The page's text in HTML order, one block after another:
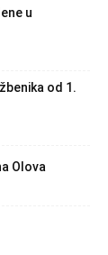
u
od 1.
Olova